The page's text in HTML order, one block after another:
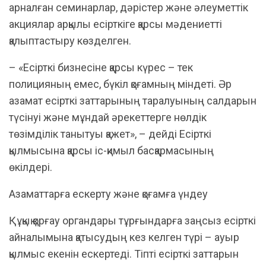
арналған семинарлар, дәрістер және әлеуметтік
акциялар арқылы есірткіге қарсы мәдениетті
қалыптастыру көзделген.
– «Есірткі бизнесіне қарсы күрес – тек
полицияның емес, бүкіл қоғамның міндеті. Әр
азамат есірткі заттарының таралуының салдарын
түсінуі және мұндай әрекеттерге нөлдік
төзімділік танытуы қажет», – дейді Есірткі
қылмысына қарсы іс-қимыл басқармасының
өкілдері.
Азаматтарға ескерту және қоғамға үндеу
Құқық қорғау органдары тұрғындарға заңсыз есірткі
айналымына қатысудың кез келген түрі – ауыр
қылмыс екенін ескертеді. Тіпті есірткі заттарын